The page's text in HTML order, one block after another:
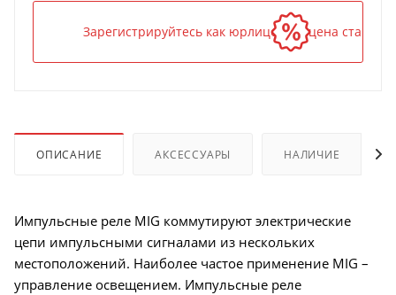
Зарегистрируйтесь как юрлицо — и цена станет
ОПИСАНИЕ АКСЕССУАРЫ НАЛИЧИЕ
Импульсные реле MIG коммутируют электрические
цепи импульсными сигналами из нескольких
местоположений. Наиболее частое применение MIG –
управление освещением. Импульсные реле